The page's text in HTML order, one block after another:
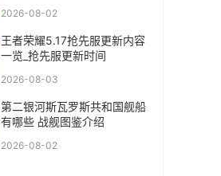
2026-08-02
王者荣耀5.17抢先服更新内容
一览_抢先服更新时间
2026-08-03
第二银河斯瓦罗斯共和国舰船
有哪些 战舰图鉴介绍
2026-08-02